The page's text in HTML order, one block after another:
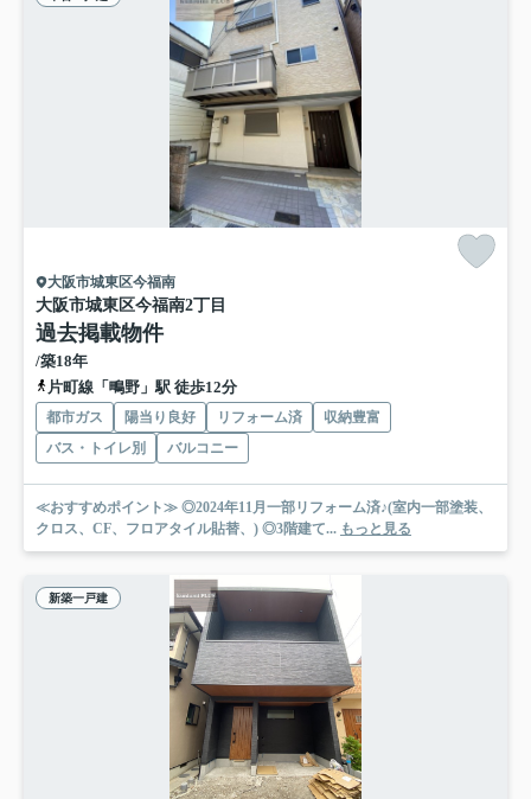
大阪市城東区今福南
大阪市城東区今福南2丁目
過去掲載物件
/築18年
片町線「鴫野」駅 徒歩12分
都市ガス 陽当り良好 リフォーム済
収納豊富
バス・トイレ別
バルコニー
≪おすすめポイント≫ ◎2024年11月一部リフォーム済♪(室内一部塗装、
クロス、CF、フロアタイル貼替、) ◎3階建て... もっと見る
新築一戸建